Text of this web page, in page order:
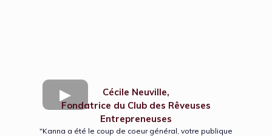
Cécile Neuville,
Fondatrice du Club des Rêveuses
Entrepreneuses
"Kanna a été le coup de coeur général, votre publique